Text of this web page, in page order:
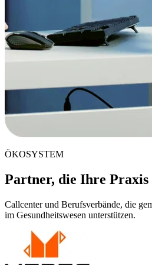
ÖKOSYSTEM
Partner, die Ihre
Callcenter und Berufsverbände, die
im Gesundheitswesen unterstützen.